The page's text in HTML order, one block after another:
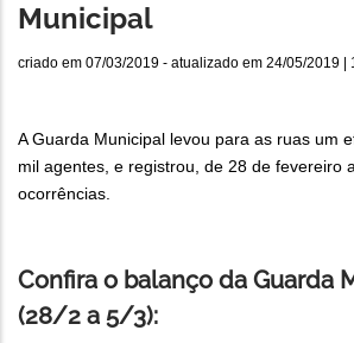
Municipal
criado em 07/03/2019 - atualizado em 24/05/2019 |
A Guarda Municipal levou para as ruas um
mil agentes, e registrou, de 28 de fevereiro
ocorrências.
Confira o balanço da Guarda
(28/2 a 5/3):